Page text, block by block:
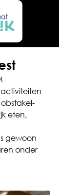
eten,
gewoon
onder